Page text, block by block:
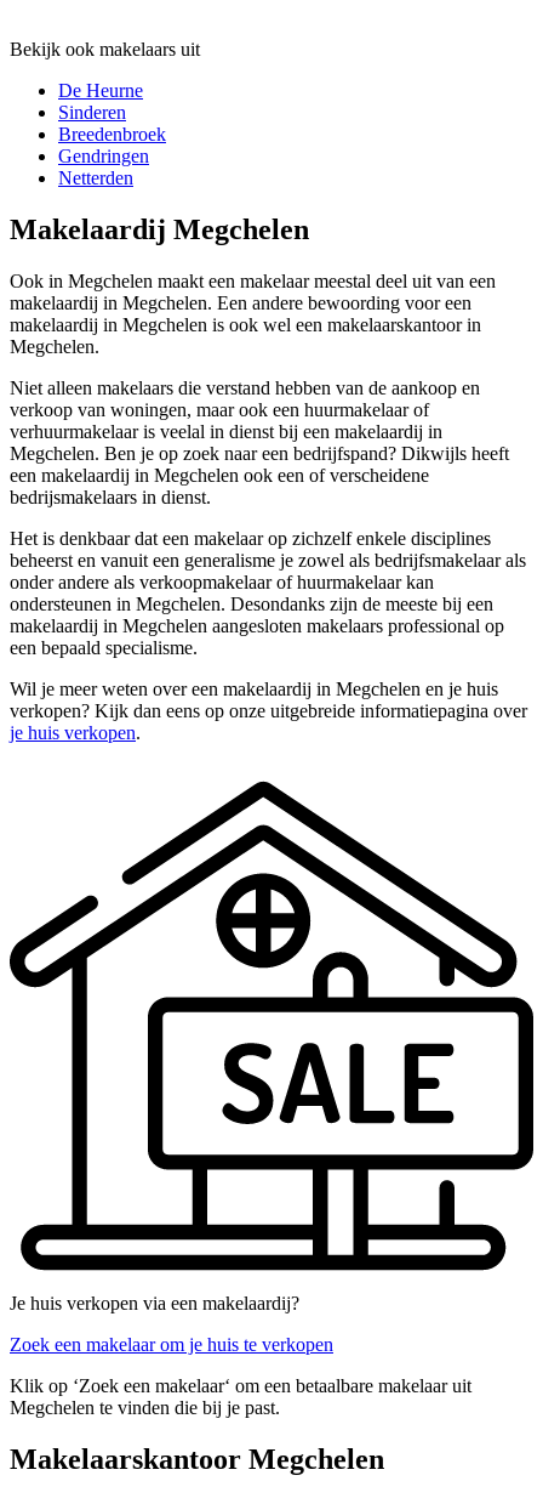
Bekijk ook makelaars uit
De Heurne
Sinderen
Breedenbroek
Gendringen
Netterden
Makelaardij Megchelen
Ook in Megchelen maakt een makelaar meestal deel uit van een
makelaardij in Megchelen. Een andere bewoording voor een
makelaardij in Megchelen is ook wel een makelaarskantoor in
Megchelen.
Niet alleen makelaars die verstand hebben van de aankoop en
verkoop van woningen, maar ook een huurmakelaar of
verhuurmakelaar is veelal in dienst bij een makelaardij in
Megchelen. Ben je op zoek naar een bedrijfspand? Dikwijls heeft
een makelaardij in Megchelen ook een of verscheidene
bedrijsmakelaars in dienst.
Het is denkbaar dat een makelaar op zichzelf enkele disciplines
beheerst en vanuit een generalisme je zowel als bedrijfsmakelaar als
onder andere als verkoopmakelaar of huurmakelaar kan
ondersteunen in Megchelen. Desondanks zijn de meeste bij een
makelaardij in Megchelen aangesloten makelaars professional op
een bepaald specialisme.
Wil je meer weten over een makelaardij in Megchelen en je huis
verkopen? Kijk dan eens op onze uitgebreide informatiepagina over
je huis verkopen.
Je huis verkopen via een makelaardij?
Zoek een makelaar om je huis te verkopen
Klik op ‘Zoek een makelaar‘ om een betaalbare makelaar uit
Megchelen te vinden die bij je past.
Makelaarskantoor Megchelen